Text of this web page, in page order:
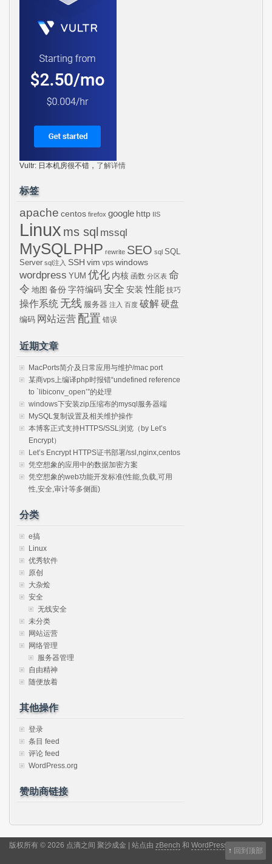
Vultr: 日本机房很不错， 了解详情
标签
apache centos firefox google http IIS
Linux ms sql mssql
MySQLPHP rewrite SEO sql SQL
Server sql注入 SSH vim vps windows
wordpress YUM 优化 内核 函数 分区表 命
令 地图 备份 字符编码 安全 安装 性能 技巧
操作系统 无线 服务器 注入 百度 破解硬盘
编码 网站运营 配置 错误
近期文章
MacPorts简介及日常应用与维护/mac port
某商vps上编译php时报错“undefined reference
to `libiconv_open’”的处理
windows下安装zip压缩布的mysql服务器端
MySQL复制设置及相关维护操作
本博客正式支持HTTPS/SSL浏览（by Let’s
Encrypt）
Let’s Encrypt HTTPS证书部署/ssl,nginx,centos
凭空想象的应用中的数据加密方案
凭空想象的web功能开发标准(性能,负载,可用
性,安全,审计等多侧面)
分类
e搞
Linux
优秀软件
原创
大杂烩
安全
无线安全
未分类
网站运营
网络管理
服务器管理
自由精神
随便放着
其他操作
登录
条目 feed
评论 feed
WordPress.org
赞助商链接
版权所有 © 2026 点滴之间 聚沙成金 | 站点由 zBench 和 WordPress
↑ 回到顶部